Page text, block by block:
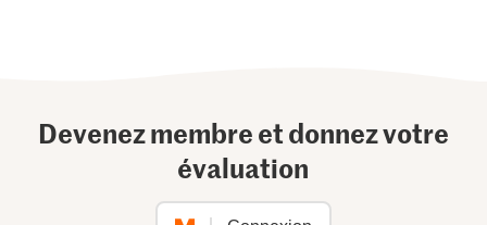
Devenez membre et donnez votre
évaluation